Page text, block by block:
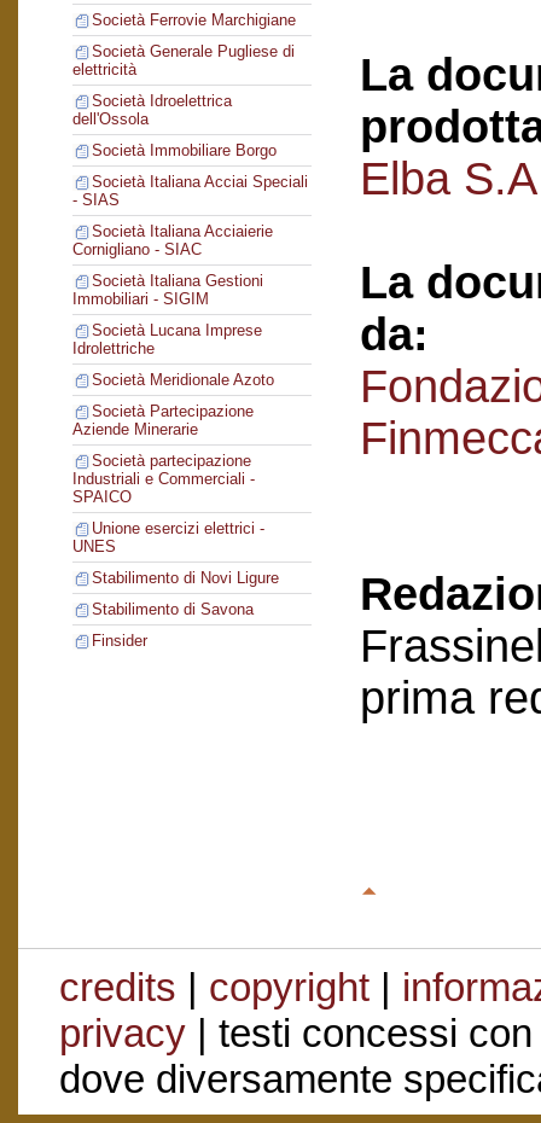
Società Ferrovie Marchigiane
Società Generale Pugliese di
elettricità
Società Idroelettrica
dell'Ossola
Società Immobiliare Borgo
Società Italiana Acciai Speciali
- SIAS
Società Italiana Acciaierie
Cornigliano - SIAC
Società Italiana Gestioni
Immobiliari - SIGIM
Società Lucana Imprese
Idrolettriche
Società Meridionale Azoto
Società Partecipazione
Aziende Minerarie
Società partecipazione
Industriali e Commerciali -
SPAICO
Unione esercizi elettrici -
UNES
Stabilimento di Novi Ligure
Stabilimento di Savona
Finsider
La
Elba
La
da:
prima
credits | copyright|
privacy| testi concessi
dove diversamente